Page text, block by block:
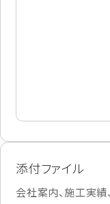
添付ファイル
会社案内、施工実績